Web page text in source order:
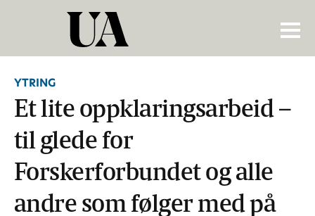
YTRING
Et lite oppklaringsarbeid –
til glede for
Forskerforbundet og alle
andre som følger med på